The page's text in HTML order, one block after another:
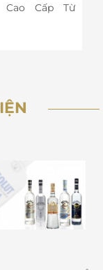
Cao Cấp Từ